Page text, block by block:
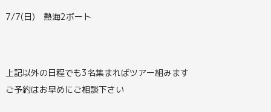
7/7(日) 熱海2ボート
上記以外の日程でも3名集まればツアー組みます
ご予約はお早めにご相談下さい